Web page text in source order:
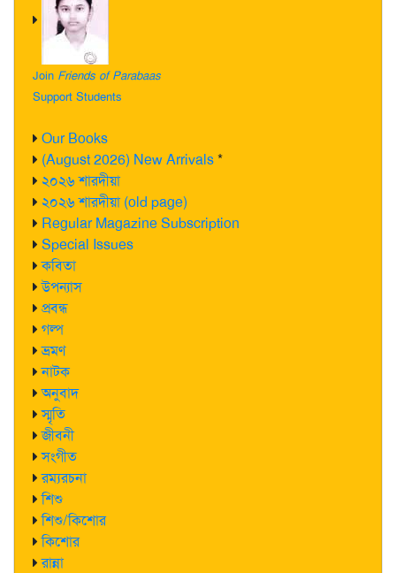
Join Friends of Parabaas
Support Students
Our Books
(August 2026) New Arrivals*
২০২৬ শারদীয়া
২০২৬ শারদীয়া (old page)
Regular Magazine Subscription
Special Issues
কবিতা
উপন্যাস
প্রবন্ধ
গল্প
ভ্রমণ
নাটক
অনুবাদ
স্মৃতি
জীবনী
সংগীত
রম্যরচনা
শিশু
শিশু/কিশোর
কিশোর
রান্না